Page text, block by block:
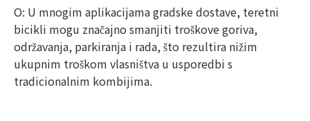
O: U mnogim aplikacijama gradske dostave, teretni
bicikli mogu značajno smanjiti troškove goriva,
održavanja, parkiranja i rada, što rezultira nižim
ukupnim troškom vlasništva u usporedbi s
tradicionalnim kombijima.